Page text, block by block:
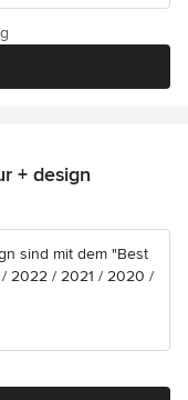
+ design
sind mit dem "Best
2022 / 2021 / 2020 /